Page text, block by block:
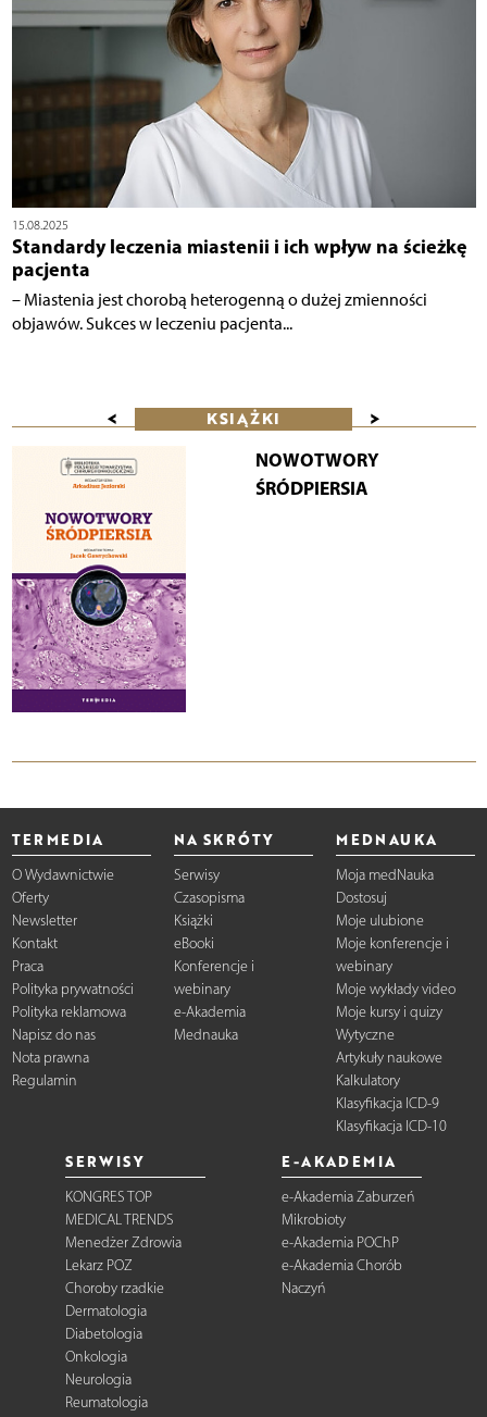
15.08.2025
Standardy leczenia miastenii i ich wpływ na ścieżkę
pacjenta
– Miastenia jest chorobą heterogenną o dużej zmienności
objawów. Sukces w leczeniu pacjenta...
< KSIĄŻKI >
NOWOTWORY
ŚRÓDPIERSIA
TERMEDIA
O Wydawnictwie
Oferty
Newsletter
Kontakt
Praca
Polityka prywatności
Polityka reklamowa
Napisz do nas
Nota prawna
Regulamin
NA SKRÓTY
Serwisy
Czasopisma
Książki
eBooki
Konferencje i
webinary
e-Akademia
Mednauka
MEDNAUKA
Moja medNauka
Dostosuj
Moje ulubione
Moje konferencje i
webinary
Moje wykłady video
Moje kursy i quizy
Wytyczne
Artykuły naukowe
Kalkulatory
Klasyfikacja ICD-9
Klasyfikacja ICD-10
SERWISY
KONGRES TOP
MEDICAL TRENDS
Menedżer Zdrowia
Lekarz POZ
Choroby rzadkie
Dermatologia
Diabetologia
Onkologia
Neurologia
Reumatologia
E-AKADEMIA
e-Akademia Zaburzeń
Mikrobioty
e-Akademia POChP
e-Akademia Chorób
Naczyń